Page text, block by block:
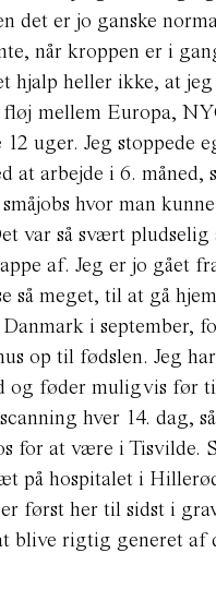
det er jo ganske
når kroppen er i
hjalp heller ikke, at
mellem Europa,
12 uger. Jeg stoppede
at arbejde i 6. måned,
hvor man
var så svært
af. Jeg er jo gået
så meget, til at gå
i september,
op til fødslen. Jeg
og føder muligvis før
hver 14. dag,
for at være i Tisvilde.
på hospitalet i
først her til sidst i
blive rigtig generet af